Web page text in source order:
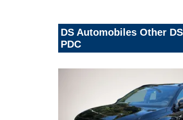
DS Automobiles Other
PDC